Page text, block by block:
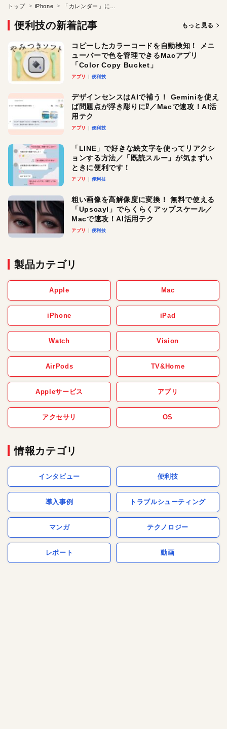
トップ iPhone
便利技の新着記事 もっと見る
コピーしたカラーコードを自動検知！ メニ
ューバーで色を管理できるMacアプリ
「Color Copy Bucket」
アプリ 便利技
デザインセンスはAIで補う！ Geminiを使え
ば問題点が浮き彫りに⁉︎／Macで速攻！AI活
用テク
アプリ 便利技
「LINE」で好きな絵文字を使ってリアクシ
ョンする方法／「既読スルー」が気まずい
ときに便利です！
アプリ 便利技
粗い画像を高解像度に変換！ 無料で使える
「Upscayl」でらくらくアップスケール／
Macで速攻！AI活用テク
アプリ 便利技
製品カテゴリ
Apple Mac
iPhone iPad
Watch Vision
AirPods TV&Home
Appleサービス アプリ
アクセサリ OS
情報カテゴリ
インタビュー 便利技
導入事例 トラブルシューティング
マンガ テクノロジー
レポート 動画